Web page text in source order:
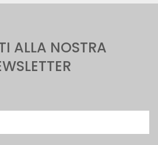
ALLA NOSTRA